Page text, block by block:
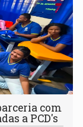
com
a PCD's